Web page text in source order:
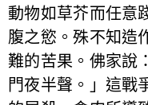
動物如草芥而任意
腹之慾。殊不知造
難的苦果。佛家說
門夜半聲。」這戰